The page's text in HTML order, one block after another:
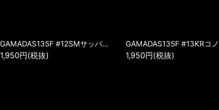
GAMADAS135F #12SMサッパミラー
1,950円(税抜) 1,950円(税抜)